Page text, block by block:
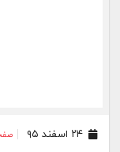
۲۴ اسفند ۹۵